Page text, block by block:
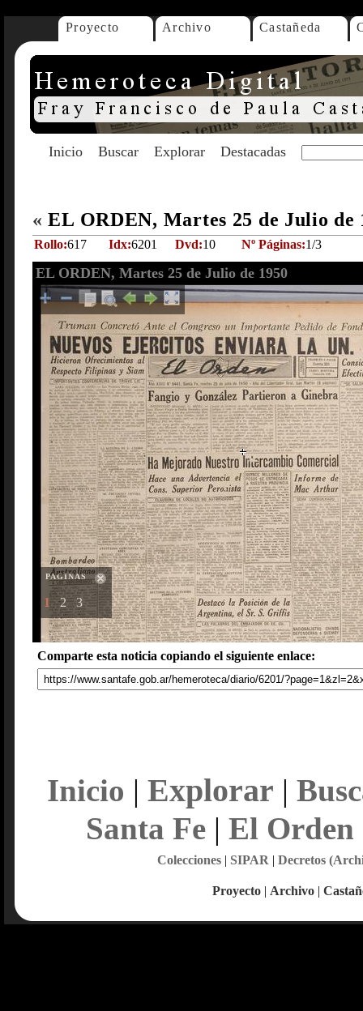
Proyecto Archivo Castañeda
Inicio Buscar Explorar Destacadas
« EL ORDEN, Martes 25 de Julio de
Rollo:617 Idx:6201 Dvd:10 Nº Páginas:1/3
EL ORDEN, Martes 25 de Julio de 1950
PAGINAS
1 2 3
Comparte esta noticia copiando el siguiente enlace:
Inicio | Explorar |
Santa Fe| El Orden
Colecciones| SIPAR | Decretos
Proyecto | Archivo |